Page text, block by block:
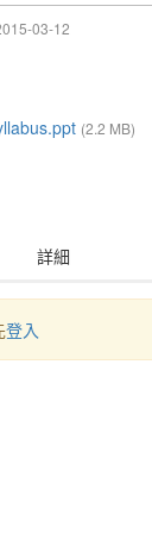
03-12
(2.2 MB)
詳細
登入